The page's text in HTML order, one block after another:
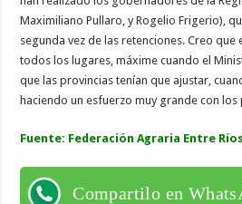
Maximiliano Pullaro, y Rogelio Frigerio),
segunda vez de las retenciones. Creo que
todos los lugares, máxime cuando el
que las provincias tenían que ajustar,
haciendo un esfuerzo muy grande con los
Fuente: Federación Agraria Entre
Compartilo en